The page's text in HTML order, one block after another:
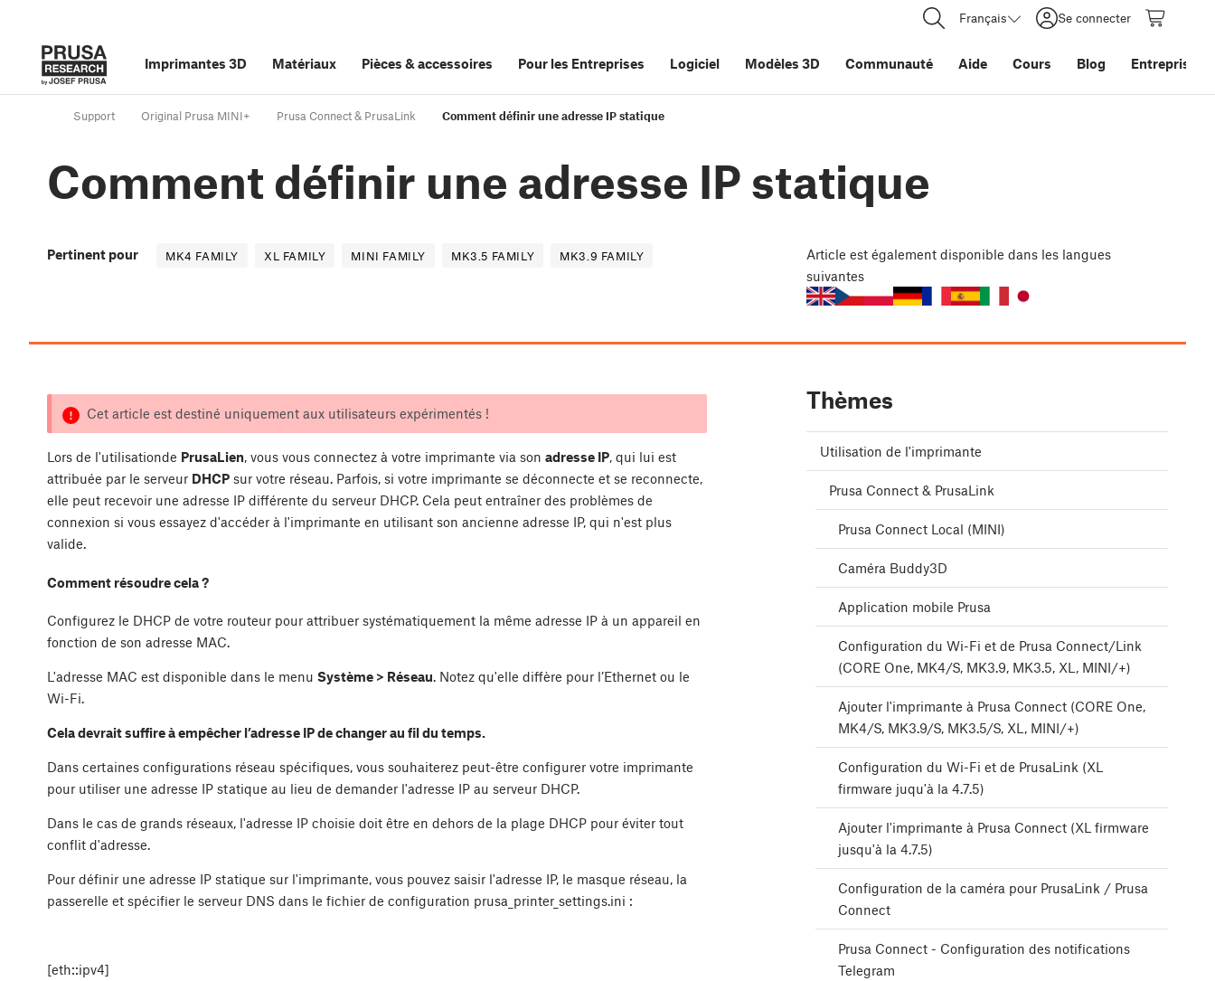
Français Se connecter
Imprimantes 3D Matériaux Pièces &accessoires Pour les Entreprises Logiciel Modèles 3D Communauté Aide Cours Blog Entreprise
Support Original Prusa MINI+ Prusa Connect & PrusaLink Comment définir une adresse IP statique
Comment définir une adresse IP statique
Pertinent pour MK4 FAMILY XL FAMILY MINI FAMILY MK3.5 FAMILY MK3.9 FAMILY Article est également disponible dans les langues
suivantes
Cet article est destiné uniquement aux utilisateurs expérimentés !
Lors de l'utilisationde PrusaLien, vous vous connectez à votre imprimante via son adresse IP, qui lui est
attribuée par le serveur DHCP sur votre réseau. Parfois, si votre imprimante se déconnecte et se reconnecte,
elle peut recevoir une adresse IP différente du serveur DHCP. Cela peut entraîner des problèmes de
connexion si vous essayez d'accéder à l'imprimante en utilisant son ancienne adresse IP, qui n'est plus
valide.
Comment résoudre cela ?
Configurez le DHCP de votre routeur pour attribuer systématiquement la même adresse IP à un appareil en
fonction de son adresse MAC.
L'adresse MAC est disponible dans le menu Système > Réseau. Notez qu'elle diffère pour l’Ethernet ou le
Wi-Fi.
Cela devrait suffire à empêcher l’adresse IP de changer au fil du temps.
Dans certaines configurations réseau spécifiques, vous souhaiterez peut-être configurer votre imprimante
pour utiliser une adresse IP statique au lieu de demander l'adresse IP au serveur DHCP.
Dans le cas de grands réseaux, l'adresse IP choisie doit être en dehors de la plage DHCP pour éviter tout
conflit d'adresse.
Pour définir une adresse IP statique sur l'imprimante, vous pouvez saisir l'adresse IP, le masque réseau, la
passerelle et spécifier le serveur DNS dans le fichier de configuration prusa_printer_settings.ini :
[eth::ipv4]
Thèmes
Utilisation de l'imprimante
Prusa Connect & PrusaLink
Prusa Connect Local (MINI)
Caméra Buddy3D
Application mobile Prusa
Configuration du Wi-Fi et de Prusa Connect/Link
(CORE One, MK4/S, MK3.9, MK3.5, XL, MINI/+)
Ajouter l'imprimante à Prusa Connect (CORE One,
MK4/S, MK3.9/S, MK3.5/S, XL, MINI/+)
Configuration du Wi-Fi et de PrusaLink (XL
firmware juqu'à la 4.7.5)
Ajouter l'imprimante à Prusa Connect (XL firmware
jusqu'à la 4.7.5)
Configuration de la caméra pour PrusaLink / Prusa
Connect
Prusa Connect - Configuration des notifications
Telegram